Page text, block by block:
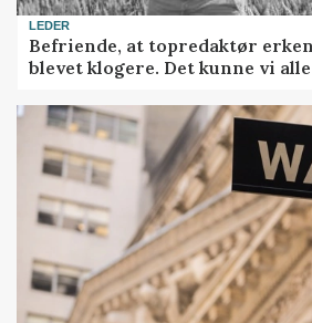
LEDER
Befriende, at topredaktør
blevet klogere. Det kunne vi